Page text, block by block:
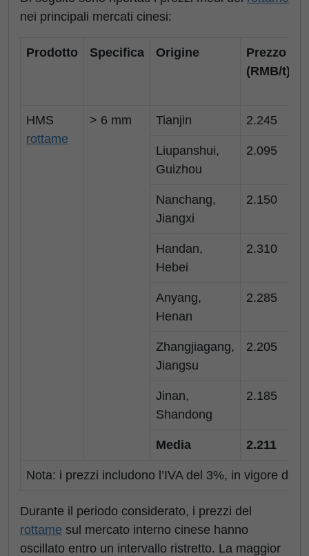
nei principali mercati cinesi:
Prodotto Specifica Origine
Prezzo
(RMB/t)
HMS
rottame
> 6 mm Tianjin 2.245
Liupanshui,
Guizhou
2.095
Nanchang,
Jiangxi
2.150
Handan,
Hebei
2.310
Anyang,
Henan
2.285
Zhangjiagang,
Jiangsu
2.205
Jinan,
Shandong
2.185
Media 2.211
Nota: i prezzi includono l’IVA del 3%, in vigore dal
Durante il periodo considerato, i prezzi del
rottame sul mercato interno cinese hanno
oscillato entro un intervallo ristretto. La maggior